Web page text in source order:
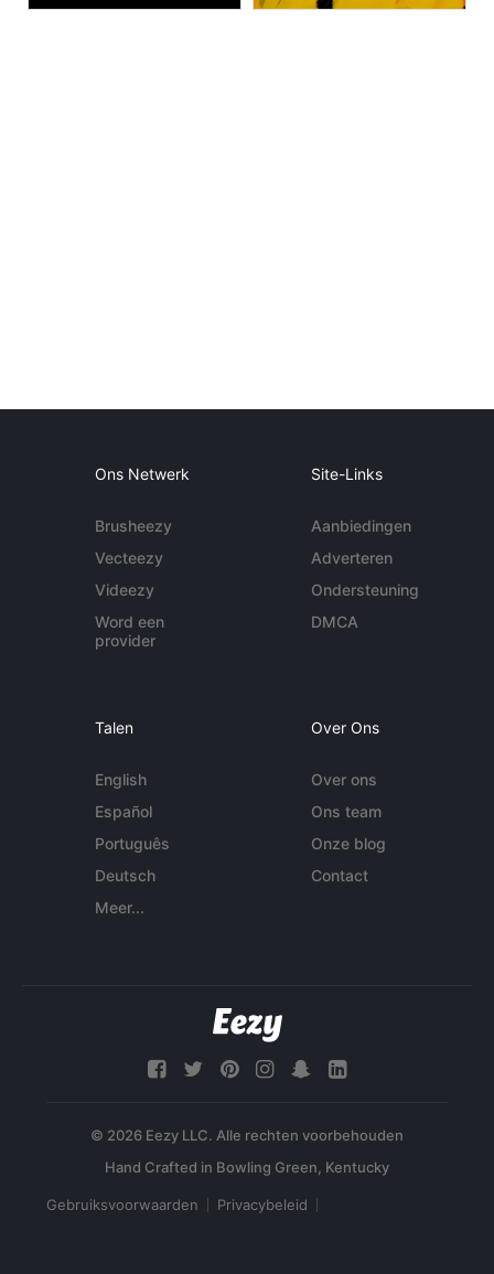
Ons Netwerk
Brusheezy
Vecteezy
Videezy
Word een
provider
Site-Links
Aanbiedingen
Adverteren
Ondersteuning
DMCA
Talen
English
Español
Português
Deutsch
Meer...
Over Ons
Over ons
Ons team
Onze blog
Contact
© 2026 Eezy LLC. Alle rechten voorbehouden
Gebruiksvoorwaarden Privacybeleid